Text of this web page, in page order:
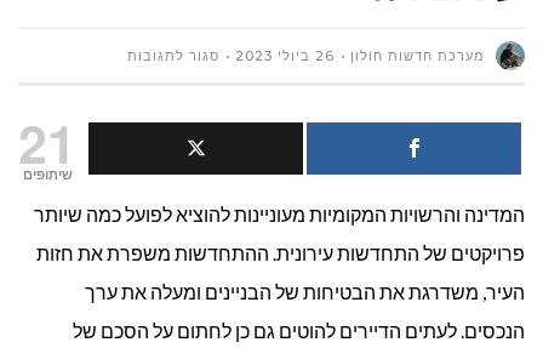
מערכת חדשות חולון 26 ביולי 2023 סגור לתגובותעל
שופ"
21
שיתופים
המדינה והרשויות המקומיות מעוניינות להוציא לפועל כמה שיותר
פרויקטים של התחדשות עירונית. ההתחדשות משפרת את חזות
העיר, משדרגת את הבטיחות של הבניינים ומעלה את ערך
הנכסים. לעתים הדיירים להוטים גם כן לחתום על הסכם של